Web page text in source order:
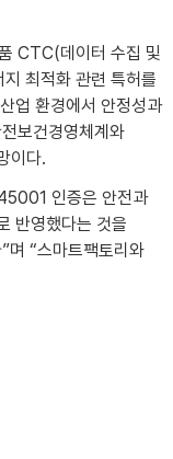
CTC(데이터 수집 및
최적화 관련 특허를
업 환경에서 안정성과
보건경영체계와
이다.
인증은 안전과
반영했다는 것을
며 “스마트팩토리와
CONTACT